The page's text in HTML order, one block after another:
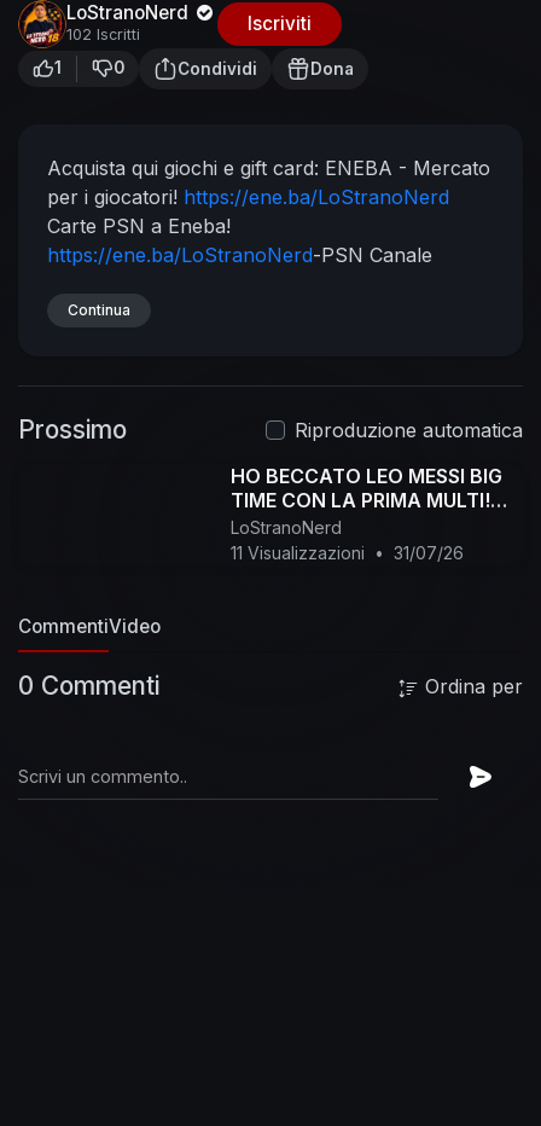
LoStranoNerd
102 Iscritti Iscriviti
1 0 Condividi Dona
Acquista qui giochi e gift card: ENEBA - Mercato
per i giocatori! https://ene.ba/LoStranoNerd
Carte PSN a Eneba!
https://ene.ba/LoStranoNerd-PSN Canale
https://oskurati.com/@LoStranoNerd
https://t.me/LoStranoNerd Profilo Instagram:
Piattaforma Viola:
https://www.twitch.tv/lostranonerd18
Continua
Prossimo
Riproduzione automatica
HO BECCATO LEO MESSI BIG
TIME CON LA PRIMA MULTI!
TEST E BUILD! #efootball
LoStranoNerd
11 Visualizzazioni
• 31/07/26
CommentiVideo
0 Commenti Ordina per